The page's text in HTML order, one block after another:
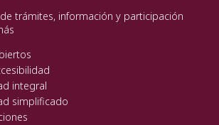
trámites, información y participación
integral
simplificado